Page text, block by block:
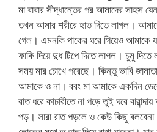
মা বাবার সীদ্ধান্তের পর আমাদের সাহস
তখন আমার শরীরে হাত দিতে লাগল।
গেল। এমনকি পাকের ঘরে গিয়েও আমাকে
ফাকি দিয়ে দুধ টিপে দিতে লাগল। চুমু
সময় মার চোখে পরেছে। কিন্তু ভাবি
আমাকে ও না। বরং মা আমাকে একদিন
রাত ধরে কাচারীতে না পড়ে তুই ঘরে
পড়। সারা রাত পড়লে ও কেউ কিছু